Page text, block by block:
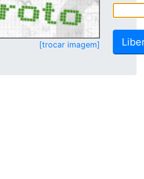
[trocar imagem]